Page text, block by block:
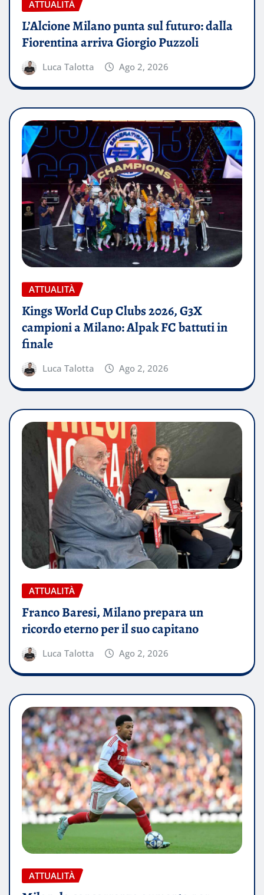
ATTUALITÀ
L’Alcione Milano punta sul futuro: dalla
Fiorentina arriva Giorgio Puzzoli
Luca Talotta Ago 2, 2026
ATTUALITÀ
Kings World Cup Clubs 2026, G3X
campioni a Milano: Alpak FC battuti in
finale
Luca Talotta Ago 2, 2026
ATTUALITÀ
Franco Baresi, Milano prepara un
ricordo eterno per il suo capitano
Luca Talotta Ago 2, 2026
ATTUALITÀ